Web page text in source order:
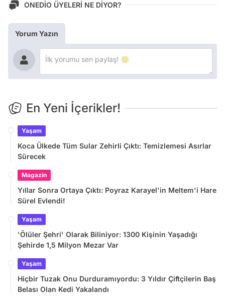
ONEDİO ÜYELERİ NE DİYOR?
Yorum Yazın
En Yeni İçerikler!
Yaşam
Koca Ülkede Tüm Sular Zehirli Çıktı: Temizlemesi Asırlar
Sürecek
Magazin
Yıllar Sonra Ortaya Çıktı: Poyraz Karayel'in Meltem'i Hare
Sürel Evlendi!
Yaşam
'Ölüler Şehri' Olarak Biliniyor: 1300 Kişinin Yaşadığı
Şehirde 1,5 Milyon Mezar Var
Yaşam
Hiçbir Tuzak Onu Durduramıyordu: 3 Yıldır Çiftçilerin Baş
Belası Olan Kedi Yakalandı